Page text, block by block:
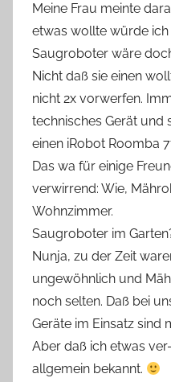
Meine Frau meinte
etwas wollte würde ich
Saugroboter wäre
Nicht daß sie einen
nicht 2x vorwerfen.
technisches Gerät
einen iRobot Roomba
Das wa für einige
verwirrend: Wie,
Wohnzimmer.
Saugroboter im
Nunja, zu der Zeit
ungewöhnlich und
noch selten. Daß bei
Geräte im Einsatz sind
Aber daß ich etwas
allgemein bekannt.